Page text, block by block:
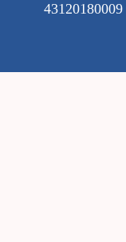
43120180009